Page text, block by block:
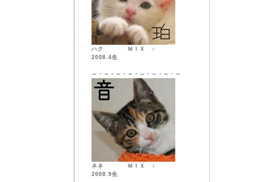
ハク ＭＩＸ ♂
2008.4生
～・～・～・～・～・～・～・～
ネネ ＭＩＸ ♀
2008.9生